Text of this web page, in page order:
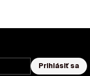
Prihlásiť sa